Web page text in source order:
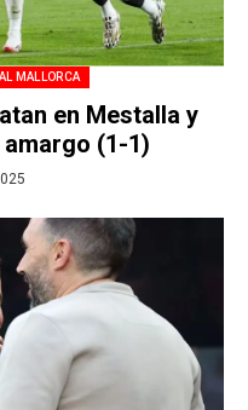
MALLORCA
en Mestalla y
(1-1)